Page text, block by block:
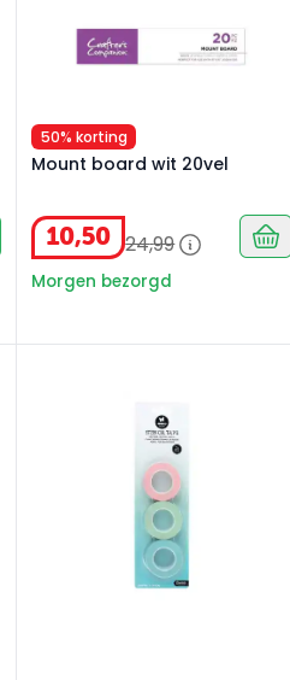
50% korting
Mount board wit 20vel
10,50 24,99
Morgen bezorgd